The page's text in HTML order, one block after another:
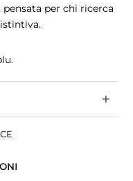
per chi ricerca
dall’estetica ricercata
sui fianchi con
capo.